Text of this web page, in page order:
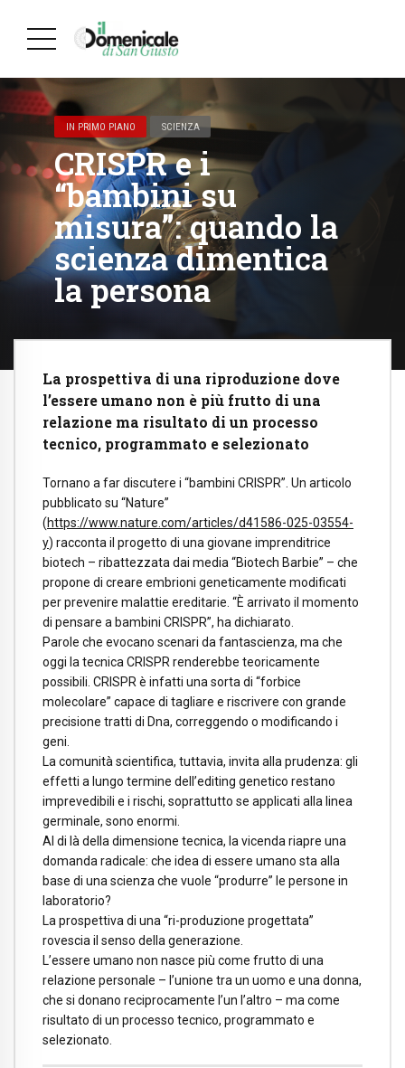
IN PRIMO PIANO SCIENZA
CRISPR e i
“bambini su
misura”: quando la
scienza dimentica
la persona
La prospettiva di una riproduzione dove
l’essere umano non è più frutto di una
relazione ma risultato di un processo
tecnico, programmato e selezionato
Tornano a far discutere i “bambini CRISPR”. Un articolo
pubblicato su “Nature”
(https://www.nature.com/articles/d41586-025-03554-
y) racconta il progetto di una giovane imprenditrice
biotech – ribattezzata dai media “Biotech Barbie” – che
propone di creare embrioni geneticamente modificati
per prevenire malattie ereditarie. “È arrivato il momento
di pensare a bambini CRISPR”, ha dichiarato.
Parole che evocano scenari da fantascienza, ma che
oggi la tecnica CRISPR renderebbe teoricamente
possibili. CRISPR è infatti una sorta di “forbice
molecolare” capace di tagliare e riscrivere con grande
precisione tratti di Dna, correggendo o modificando i
geni.
La comunità scientifica, tuttavia, invita alla prudenza: gli
effetti a lungo termine dell’editing genetico restano
imprevedibili e i rischi, soprattutto se applicati alla linea
germinale, sono enormi.
Al di là della dimensione tecnica, la vicenda riapre una
domanda radicale: che idea di essere umano sta alla
base di una scienza che vuole “produrre” le persone in
laboratorio?
La prospettiva di una “ri-produzione progettata”
rovescia il senso della generazione.
L’essere umano non nasce più come frutto di una
relazione personale – l’unione tra un uomo e una donna,
che si donano reciprocamente l’un l’altro – ma come
risultato di un processo tecnico, programmato e
selezionato.